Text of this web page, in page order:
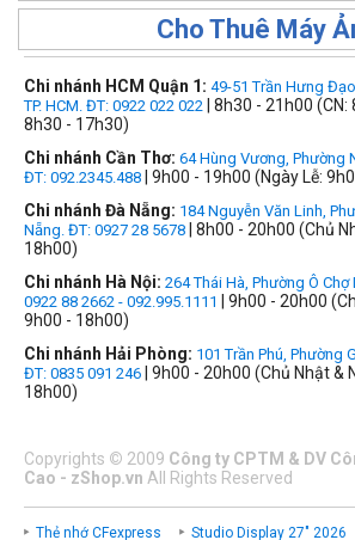
Cho Thuê Máy
Chi nhánh HCM Quận 1: 49-51 Trần Hưng
TP. HCM. ĐT: 0922 022 022 | 8h30 - 21h00
8h30 - 17h30)
Chi nhánh Cần Thơ: 64 Hùng Vương, Phường
ĐT: 092.2345.488 | 9h00 - 19h00 (Ngày Lễ:
Chi nhánh Đà Nẵng: 184 Nguyễn Văn Linh,
Nẵng. ĐT: 0927 28 5678 | 8h00 - 20h00 (Chủ
18h00)
Chi nhánh Hà Nội: 264 Thái Hà, Phường Ô Chợ
0922 88 2662 - 092.995.1111
| 9h00 - 20h00
9h00 - 18h00)
Chi nhánh Hải Phòng: 101 Trần Phú, Phường
ĐT: 0835 091 246 | 9h00 - 20h00 (Chủ Nhật &
18h00)
Copyrights © 2009 Công ty CPTM & DV
Cao - zShop.vn All Rights Reserved
Thẻ nhớ CFexpress Studio Display 27" 2026